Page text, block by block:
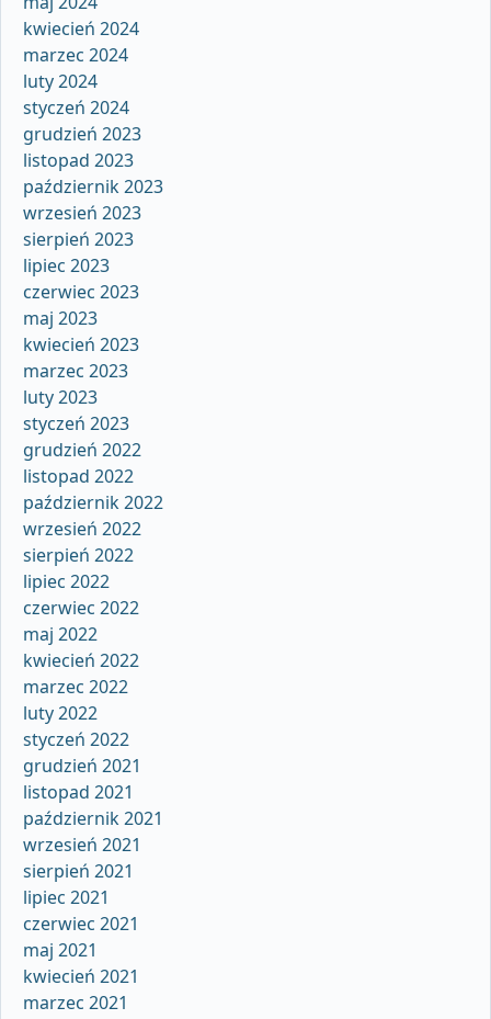
kwiecień 2024
marzec 2024
luty 2024
styczeń 2024
grudzień 2023
listopad 2023
październik 2023
wrzesień 2023
sierpień 2023
lipiec 2023
czerwiec 2023
maj 2023
kwiecień 2023
marzec 2023
luty 2023
styczeń 2023
grudzień 2022
listopad 2022
październik 2022
wrzesień 2022
sierpień 2022
lipiec 2022
czerwiec 2022
maj 2022
kwiecień 2022
marzec 2022
luty 2022
styczeń 2022
grudzień 2021
listopad 2021
październik 2021
wrzesień 2021
sierpień 2021
lipiec 2021
czerwiec 2021
maj 2021
kwiecień 2021
marzec 2021